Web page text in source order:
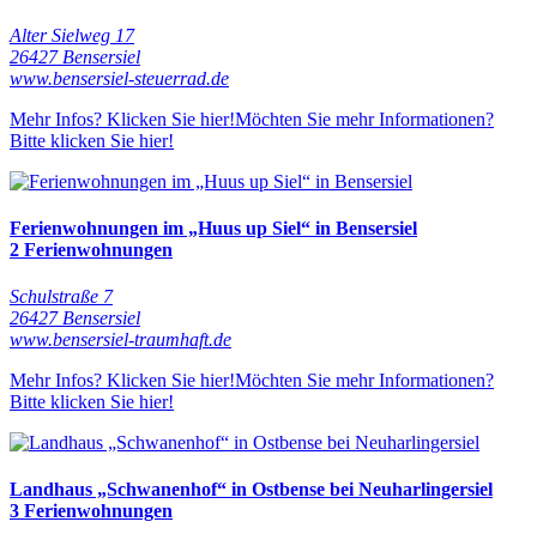
Alter Sielweg 17
26427 Bensersiel
www.bensersiel-steuerrad.de
Mehr Infos? Klicken Sie hier!Möchten Sie mehr Informationen?
Bitte klicken Sie hier!
Ferienwohnungen im „Huus up Siel“ in Bensersiel
2 Ferienwohnungen
Schulstraße 7
26427 Bensersiel
www.bensersiel-traumhaft.de
Mehr Infos? Klicken Sie hier!Möchten Sie mehr Informationen?
Bitte klicken Sie hier!
Landhaus „Schwanenhof“ in Ostbense bei Neuharlingersiel
3 Ferienwohnungen